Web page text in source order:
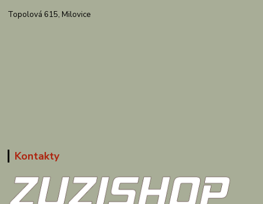
Topolová 615, Milovice
Kontakty